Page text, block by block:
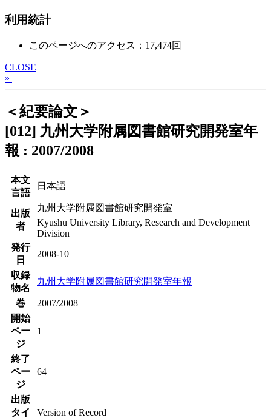
利用統計
このページへのアクセス：17,474回
CLOSE
»
＜紀要論文＞
[012] 九州大学附属図書館研究開発室年
報 : 2007/2008
本文
言語
日本語
出版
者
九州大学附属図書館研究開発室
Kyushu University Library, Research and Development
Division
発行
日
2008-10
収録
物名
九州大学附属図書館研究開発室年報
巻
2007/2008
開始
ペー
ジ
1
終了
ペー
ジ
64
出版
タイ
Version of Record